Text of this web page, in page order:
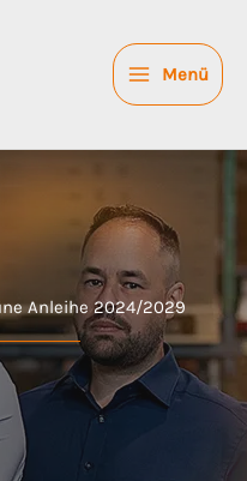
Menü
Anleihe 2024/2029